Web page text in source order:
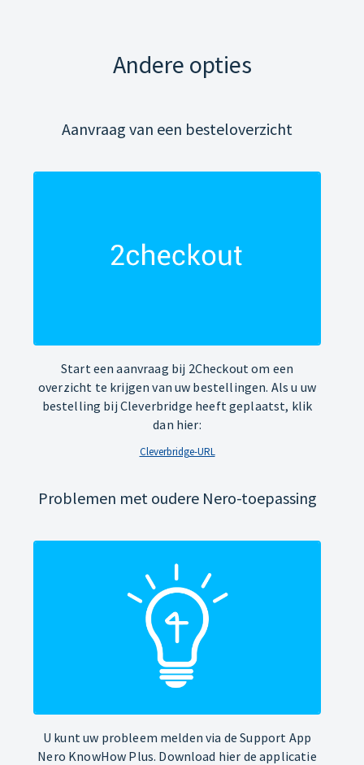
Andere opties
Aanvraag van een besteloverzicht
Start een aanvraag bij 2Checkout om een
overzicht te krijgen van uw bestellingen. Als u uw
bestelling bij Cleverbridge heeft geplaatst, klik
dan hier:
Cleverbridge-URL
Problemen met oudere Nero-toepassing
U kunt uw probleem melden via de Support App
Nero KnowHow Plus. Download hier de applicatie